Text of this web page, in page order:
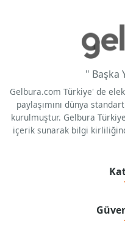
" Başka
Gelbura.com Türkiye' de
paylaşımını dünya
kurulmuştur. Gelbura
içerik sunarak bilgi